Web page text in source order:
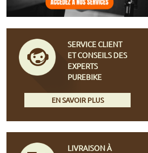
SERVICE CLIENT
ET CONSEILS DES
EXPERTS
PUREBIKE
EN SAVOIR PLUS
LIVRAISON À